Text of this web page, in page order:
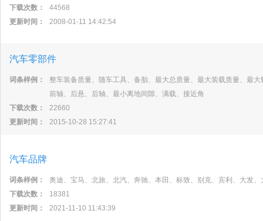
下载次数：
44568
更新时间：
2008-01-11 14:42:54
汽车零部件
词条样例：
整车装备质量、随车工具、备胎、最大总质量、最大装载质量、最
前轴、后悬、后轴、最小离地间隙、满载、接近角
下载次数：
22660
更新时间：
2015-10-28 15:27:41
汽车品牌
词条样例：
奥迪、宝马、北旅、北汽、奔驰、本田、标致、别克、宾利、大发
下载次数：
18381
更新时间：
2021-11-10 11:43:39